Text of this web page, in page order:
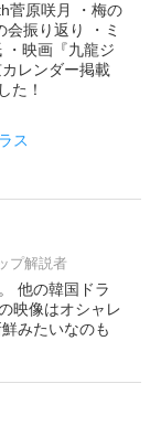
菅原咲月 ・梅の
振り返り ・ミ
・映画『九龍ジ
レンダー掲載
た！
ス
プ解説者
他の韓国ドラ
映像はオシャレ
みたいなのも